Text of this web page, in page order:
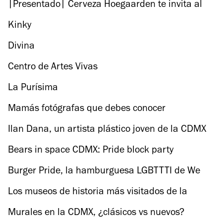
|Presentado| Cerveza Hoegaarden te invita al
Brunch Weekend
Kinky
Divina
Centro de Artes Vivas
La Purísima
Mamás fotógrafas que debes conocer
Ilan Dana, un artista plástico joven de la CDMX
Bears in space CDMX: Pride block party
Burger Pride, la hamburguesa LGBTTTI de We
Love Burgers
Los museos de historia más visitados de la
CDMX
Murales en la CDMX, ¿clásicos vs nuevos?